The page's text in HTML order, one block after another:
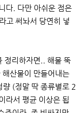
다. 다만 아쉬운 점은
고 써놔서 당연히 넣
정리하자면.. 해물 뚝
산물이 만들어내는
(정말 딱 종류별로 2
라서 평균 이상은 됩